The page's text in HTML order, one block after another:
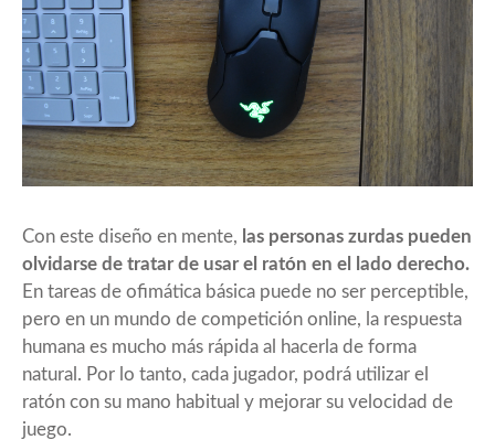
Con este diseño en mente, las personas zurdas pueden
olvidarse de tratar de usar el ratón en el lado derecho.
En tareas de ofimática básica puede no ser perceptible,
pero en un mundo de competición online, la respuesta
humana es mucho más rápida al hacerla de forma
natural. Por lo tanto, cada jugador, podrá utilizar el
ratón con su mano habitual y mejorar su velocidad de
juego.